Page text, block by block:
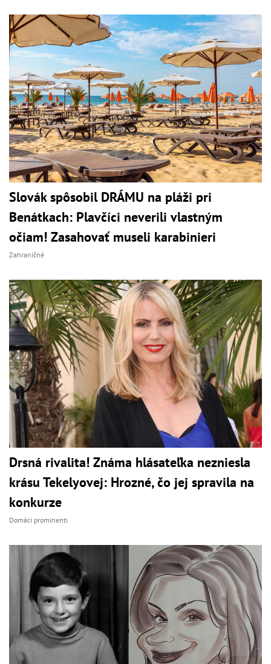
Slovák spôsobil DRÁMU na pláži pri
Benátkach: Plavčíci neverili vlastným
očiam! Zasahovať museli karabinieri
Zahraničné
Drsná rivalita! Známa hlásateľka nezniesla
krásu Tekelyovej: Hrozné, čo jej spravila na
konkurze
Domáci prominenti